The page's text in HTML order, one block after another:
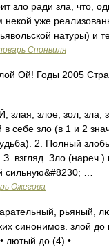
зло ради зла, что,
некой уже
натуры) и
Спонвиля
Ой! Годы 2005
злое; зол, зла,
себе зло (в 1 и 2
2. Полный
взгляд. Зло (нареч.)
…
Ожегова
рьяный,
синонимов. злой до
лютый до (4) • …